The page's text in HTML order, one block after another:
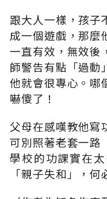
跟大人一樣，孩子
成一個遊戲，那麼
一直有效，無效後
師警告有點「過動
他就會很專心。哪
嚇傻了！
父母在感嘆教他寫
可別照著老套一路
學校的功課實在
「親子失和」，何